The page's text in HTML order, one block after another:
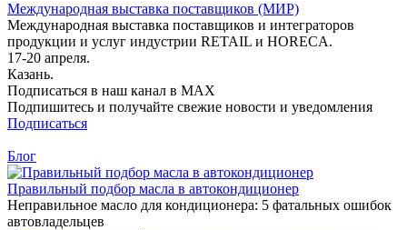
Международная выставка поставщиков (МИР)
Международная выставка поставщиков и интеграторов
продукции и услуг индустрии RETAIL и HORECA.
17-20 апреля.
Казань.
Подписаться в наш канал в MAX
Подпишитесь и получайте свежие новости и уведомления
Подписаться
Блог
Правильный подбор масла в автокондиционер
Неправильное масло для кондиционера: 5 фатальных ошибок
автовладельцев